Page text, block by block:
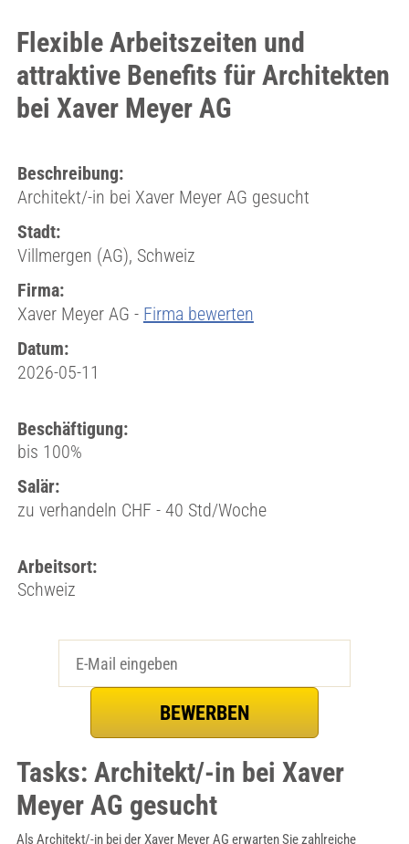
Flexible Arbeitszeiten und
attraktive Benefits für Architekten
bei Xaver Meyer AG
Beschreibung:
Architekt/-in bei Xaver Meyer AG gesucht
Stadt:
Villmergen (AG), Schweiz
Firma:
Xaver Meyer AG - Firma bewerten
Datum:
2026-05-11
Beschäftigung:
bis 100%
Salär:
zu verhandeln CHF - 40 Std/Woche
Arbeitsort:
Schweiz
Tasks: Architekt/-in bei Xaver
Meyer AG gesucht
Als Architekt/-in bei der Xaver Meyer AG erwarten Sie zahlreiche